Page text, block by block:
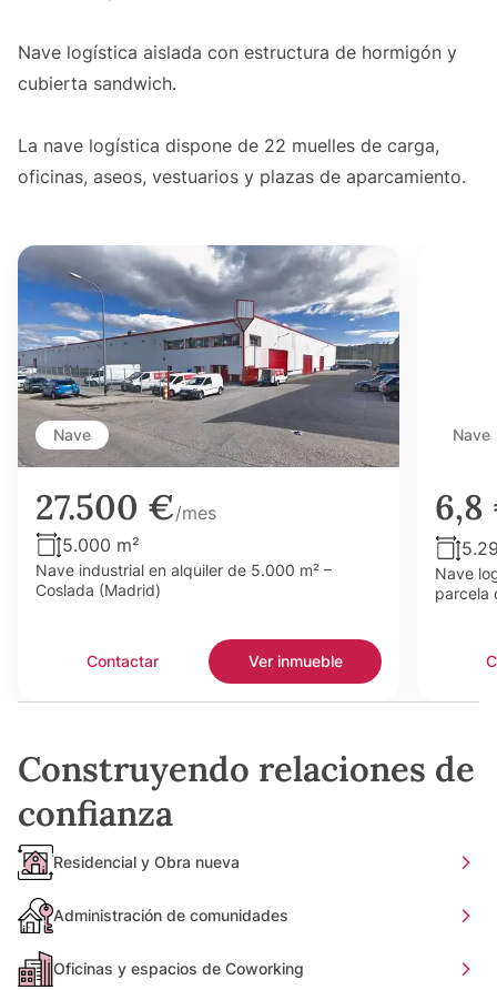
Nave logística aislada con estructura de hormigón y
cubierta sandwich.
La nave logística dispone de 22 muelles de carga,
oficinas, aseos, vestuarios y plazas de aparcamiento.
Nave
27.500 €/mes
5.000 m²
Nave industrial en alquiler de 5.000 m² –
Coslada (Madrid)
Contactar Ver inmueble
Nave
Nave
parcela
Construyendo relaciones de
confianza
Residencial y Obra nueva
Administración de comunidades
Oficinas y espacios de Coworking